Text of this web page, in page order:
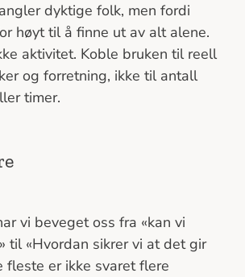
dyktige folk, men fordi
høyt til å finne ut av alt alene.
aktivitet. Koble bruken til reell
og forretning, ikke til antall
timer.
vi beveget oss fra «kan vi
til «Hvordan sikrer vi at det gir
fleste er ikke svaret flere